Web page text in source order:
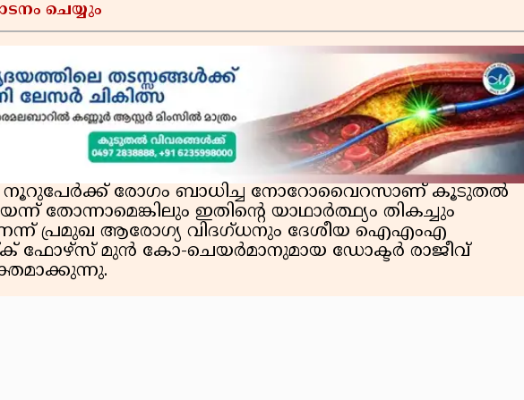
ചെയ്യും
നൂറുപേർക്ക് രോഗം ബാധിച്ച നോറോവൈറസാണ് കൂടുതൽ
തോന്നാമെങ്കിലും ഇതിന്റെ യാഥാർത്ഥ്യം തികച്ചും
പ്രമുഖ ആരോഗ്യ വിദഗ്ധനും ദേശീയ ഐഎംഎ
ഫോഴ്സ് മുൻ കോ-ചെയർമാനുമായ ഡോക്ടർ രാജീവ്